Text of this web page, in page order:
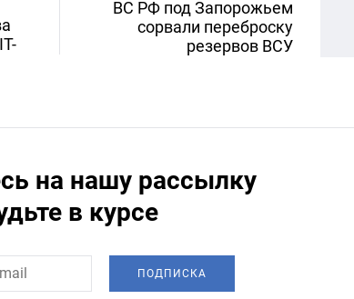
ВС РФ под Запорожьем
сорвали переброску
резервов ВСУ
на нашу рассылку
в курсе
ПОДПИСКА